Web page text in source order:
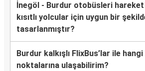
İnegöl - Burdur otobüsleri
kısıtlı yolcular için uygun bir
tasarlanmıştır?
Burdur kalkışlı FlixBus’lar ile hangi
noktalarına ulaşabilirim?